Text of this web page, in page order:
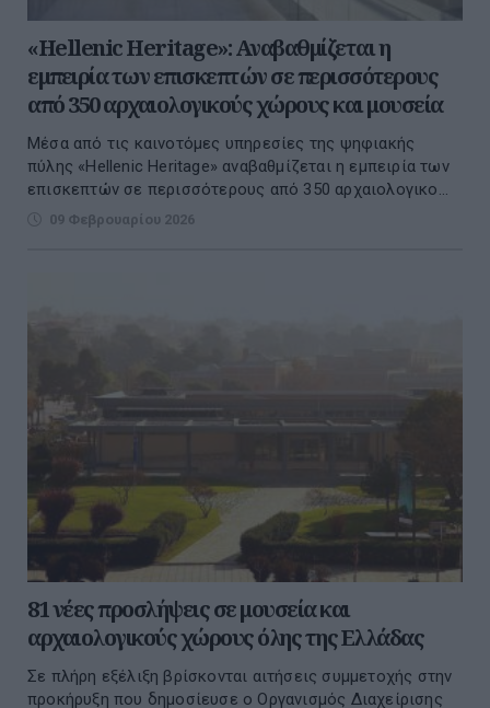
«Hellenic Heritage»: Αναβαθμίζεται η
εμπειρία των επισκεπτών σε περισσότερους
από 350 αρχαιολογικούς χώρους και μουσεία
Μέσα από τις καινοτόμες υπηρεσίες της ψηφιακής
πύλης «Hellenic Heritage» αναβαθμίζεται η εμπειρία των
επισκεπτών σε περισσότερους από 350 αρχαιολογικο...
09 Φεβρουαρίου 2026
81 νέες προσλήψεις σε μουσεία και
αρχαιολογικούς χώρους όλης της Ελλάδας
Σε πλήρη εξέλιξη βρίσκονται αιτήσεις συμμετοχής στην
προκήρυξη που δημοσίευσε ο Οργανισμός Διαχείρισης